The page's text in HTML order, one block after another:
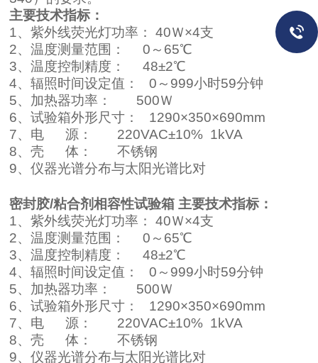
主要技术指标：
1、紫外线荧光灯功率： 40Ｗ×4支
2、温度测量范围： 0～65℃
3、温度控制精度： 48±2℃
4、辐照时间设定值： 0～999小时59分钟
5、加热器功率： 500Ｗ
6、试验箱外形尺寸： 1290×350×690mm
7、电 源： 220VAC±10% 1kVA
8、壳 体： 不锈钢
9、仪器光谱分布与太阳光谱比对
密封胶/粘合剂相容性试验箱 主要技术指标：
1、紫外线荧光灯功率： 40Ｗ×4支
2、温度测量范围： 0～65℃
3、温度控制精度： 48±2℃
4、辐照时间设定值： 0～999小时59分钟
5、加热器功率： 500Ｗ
6、试验箱外形尺寸： 1290×350×690mm
7、电 源： 220VAC±10% 1kVA
8、壳 体： 不锈钢
9、仪器光谱分布与太阳光谱比对